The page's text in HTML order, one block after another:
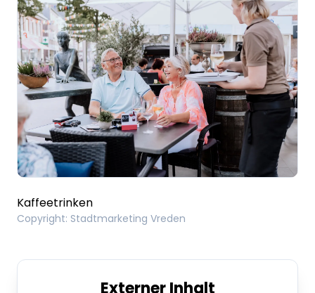
Kaffeetrinken
Copyright: Stadtmarketing Vreden